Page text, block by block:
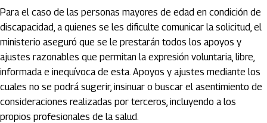
Para el caso de las personas mayores de edad en condición de
discapacidad, a quienes se les dificulte comunicar la solicitud, el
ministerio aseguró que se le prestarán todos los apoyos y
ajustes razonables que permitan la expresión voluntaria, libre,
informada e inequívoca de esta. Apoyos y ajustes mediante los
cuales no se podrá sugerir, insinuar o buscar el asentimiento de
consideraciones realizadas por terceros, incluyendo a los
propios profesionales de la salud.